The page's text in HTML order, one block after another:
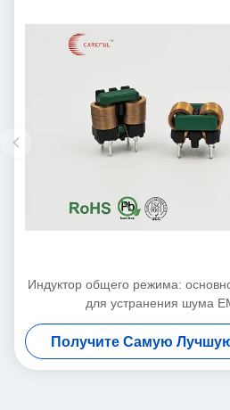
Индуктор общего режима:
для устранения шума
Получите Самую